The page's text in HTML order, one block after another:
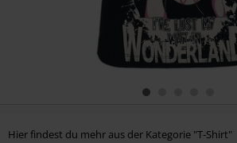
Hier findest du mehr aus der Kategorie "T-Shirt"